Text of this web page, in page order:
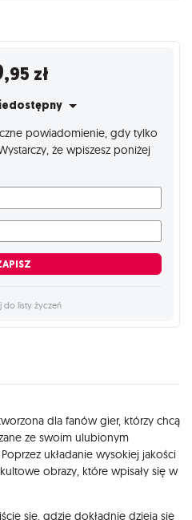
,95 zł
powiadomienie, gdy tylko
że wpiszesz poniżej
do listy życzeń
dla fanów gier, którzy chcą
ze swoim ulubionym
układanie wysokiej jakości
obrazy, które wpisały się w
się, gdzie dokładnie dzieją się